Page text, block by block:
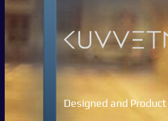
Designed and